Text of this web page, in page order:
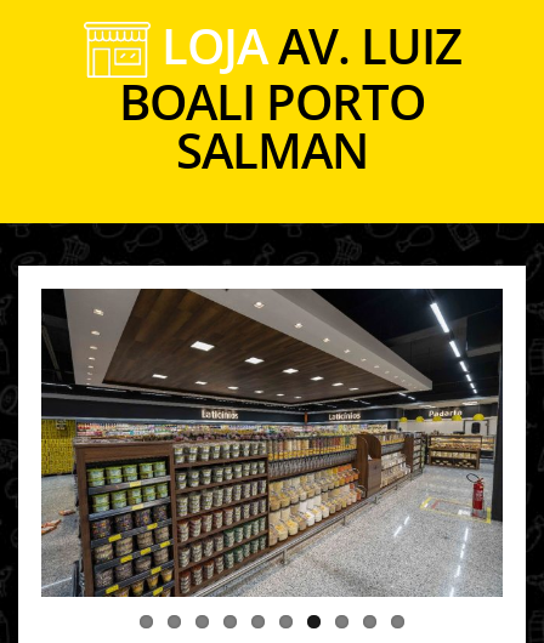
LOJAAV. LUIZ
BOALI PORTO
SALMAN